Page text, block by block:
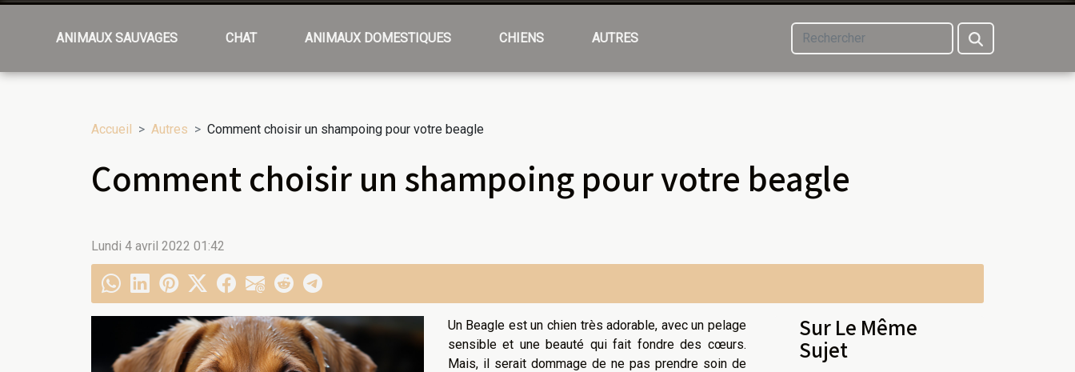
ANIMAUX SAUVAGES CHAT ANIMAUX DOMESTIQUES CHIENS AUTRES
Accueil Autres Comment choisir un shampoing pour votre beagle
Comment choisir un shampoing pour votre beagle
Lundi 4 avril 2022 01:42
Un Beagle est un chien très adorable, avec un pelage
sensible et une beauté qui fait fondre des cœurs.
Mais, il serait dommage de ne pas prendre soin de
Sur Le Même
Sujet